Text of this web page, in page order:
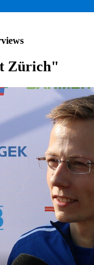
Zürich"